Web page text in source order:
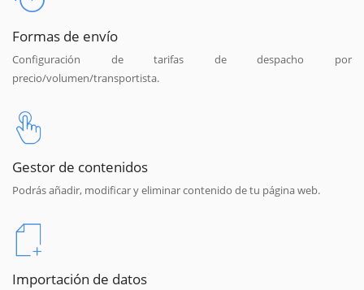
Formas de envío
Configuración de tarifas de despacho por
precio/volumen/transportista.
Gestor de contenidos
Podrás añadir, modificar y eliminar contenido de tu página web.
Importación de datos